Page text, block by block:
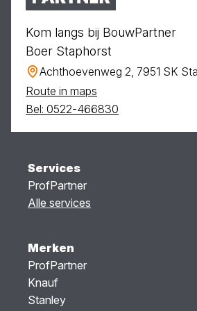
Kom langs bij BouwPartner
Boer Staphorst
Achthoevenweg 2, 7951 SK
Route in maps
Bel: 0522-466830
Services
ProfPartner
Alle services
Merken
ProfPartner
Knauf
Stanley